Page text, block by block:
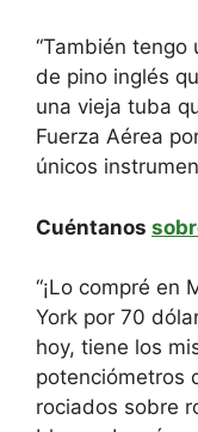
“También
de pino inglés
una vieja tuba
Fuerza Aérea
únicos
Cuéntanos
“¡Lo compré en
York por 70
hoy, tiene los
potenciómetros
rociados sobre